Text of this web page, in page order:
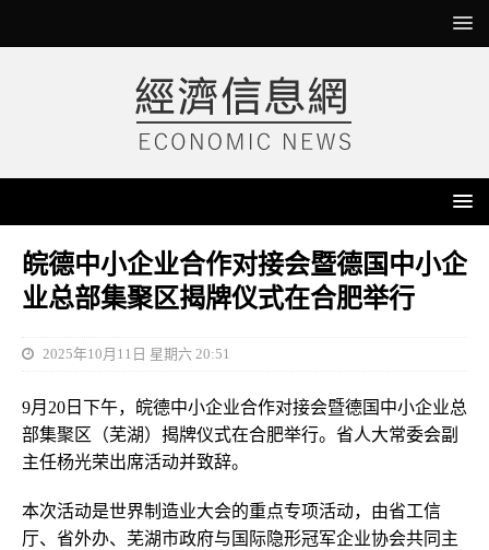
皖德中小企业合作对接会暨德国中小企
业总部集聚区揭牌仪式在合肥举行
2025年10月11日 星期六 20:51
9月20日下午，皖德中小企业合作对接会暨德国中小企业总
部集聚区（芜湖）揭牌仪式在合肥举行。省人大常委会副
主任杨光荣出席活动并致辞。
本次活动是世界制造业大会的重点专项活动，由省工信
厅、省外办、芜湖市政府与国际隐形冠军企业协会共同主